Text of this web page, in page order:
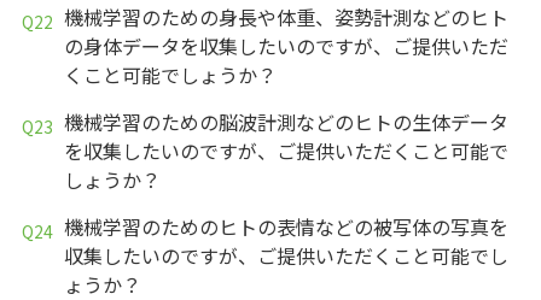
機械学習のための身長や体重、姿勢計測などのヒト
の身体データを収集したいのですが、ご提供いただ
くこと可能でしょうか？
機械学習のための脳波計測などのヒトの生体データ
を収集したいのですが、ご提供いただくこと可能で
しょうか？
機械学習のためのヒトの表情などの被写体の写真を
収集したいのですが、ご提供いただくこと可能でし
ょうか？